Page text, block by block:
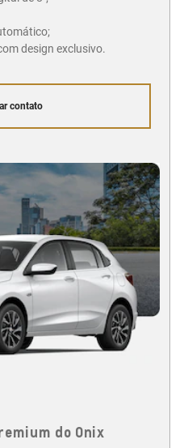
design exclusivo.
contato
do Onix